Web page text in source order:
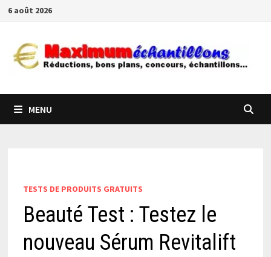
Passer
contenu
6 août 2026
MENU
TESTS DE PRODUITS GRATUITS
Beauté Test : Testez le
nouveau Sérum Revitalift